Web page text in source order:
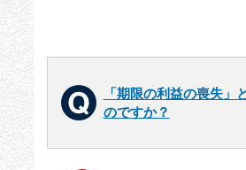
「期限の利益の喪失
のですか？